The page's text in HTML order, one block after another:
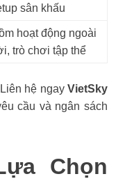
sân khấu
hoạt động ngoài
trò chơi tập thể
hệ ngay VietSky
cầu và ngân sách
Chọn